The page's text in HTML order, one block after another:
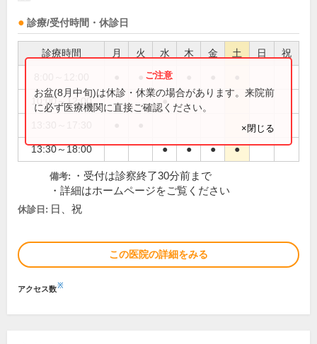
診療/受付時間・休診日
診療時間 月 火 水 木 金 土 日 祝
10:00～12:00 ●
13:30～18:00 ● ● ● ●
お盆(8月中旬)は休診・休業の場合があります。来院前
に必ず医療機関に直接ご確認ください。
×閉じる
備考:
・受付は診察終了30分前まで
・詳細はホームページをご覧ください
休診日: 日、祝
この医院の詳細をみる
アクセス数※